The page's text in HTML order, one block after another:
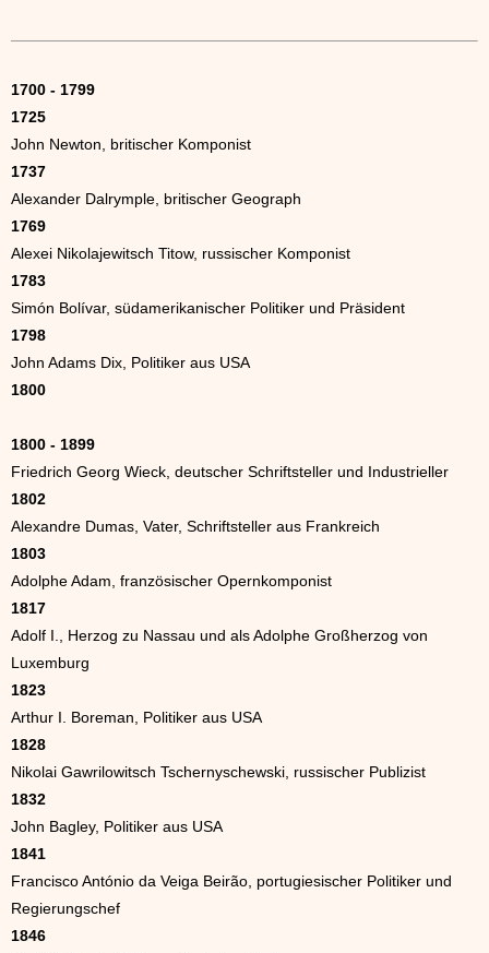
1700 - 1799
1725
John Newton, britischer Komponist
1737
Alexander Dalrymple, britischer Geograph
1769
Alexei Nikolajewitsch Titow, russischer Komponist
1783
Simón Bolívar, südamerikanischer Politiker und Präsident
1798
John Adams Dix, Politiker aus USA
1800
1800 - 1899
Friedrich Georg Wieck, deutscher Schriftsteller und Industrieller
1802
Alexandre Dumas, Vater, Schriftsteller aus Frankreich
1803
Adolphe Adam, französischer Opernkomponist
1817
Adolf I., Herzog zu Nassau und als Adolphe Großherzog von
Luxemburg
1823
Arthur I. Boreman, Politiker aus USA
1828
Nikolai Gawrilowitsch Tschernyschewski, russischer Publizist
1832
John Bagley, Politiker aus USA
1841
Francisco António da Veiga Beirão, portugiesischer Politiker und
Regierungschef
1846